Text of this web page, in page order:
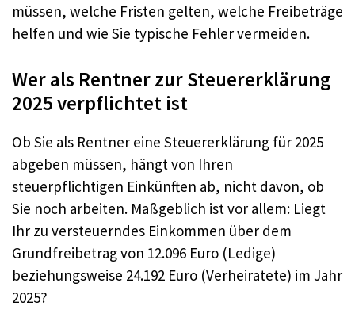
müssen, welche Fristen gelten, welche Freibeträge
helfen und wie Sie typische Fehler vermeiden.
Wer als Rentner zur Steuererklärung
2025 verpflichtet ist
Ob Sie als Rentner eine Steuererklärung für 2025
abgeben müssen, hängt von Ihren
steuerpflichtigen Einkünften ab, nicht davon, ob
Sie noch arbeiten. Maßgeblich ist vor allem: Liegt
Ihr zu versteuerndes Einkommen über dem
Grundfreibetrag von 12.096 Euro (Ledige)
beziehungsweise 24.192 Euro (Verheiratete) im Jahr
2025?